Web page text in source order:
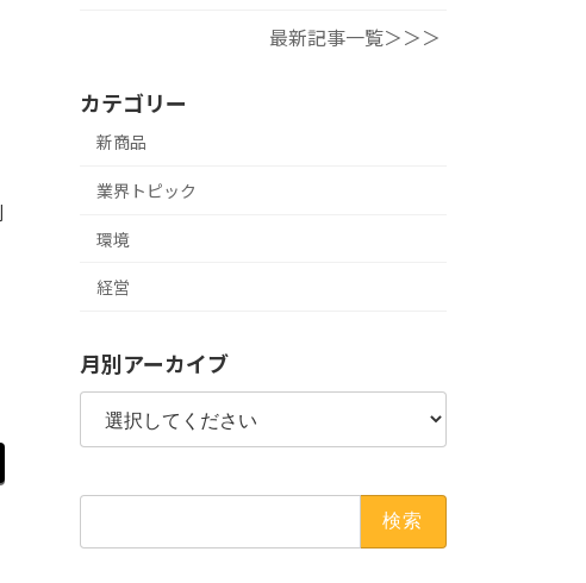
最新記事一覧＞＞＞
カテゴリー
新商品
業界トピック
環境
経営
月別アーカイブ